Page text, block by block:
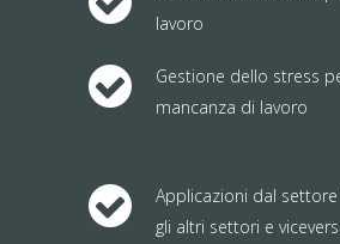
lavoro
Gestione dello stress
mancanza di lavoro
Applicazioni dal
gli altri settori e